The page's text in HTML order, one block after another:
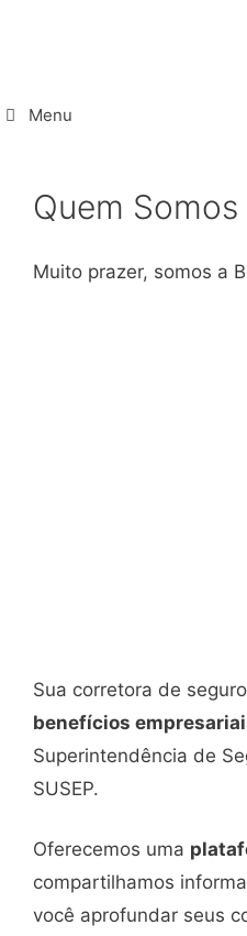
conteúdo
Menu
Quem Somos
Muito prazer, somos a
Sua corretora de
benefícios
Superintendência de
SUSEP.
Oferecemos uma
compartilhamos
você aprofundar seus